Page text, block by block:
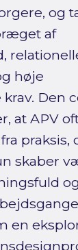
og
af
høje
Den
at APV
praksis,
skaber
en